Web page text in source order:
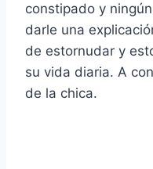
constipado y
darle una
de estornudar y
su vida diaria. A
de la chica.